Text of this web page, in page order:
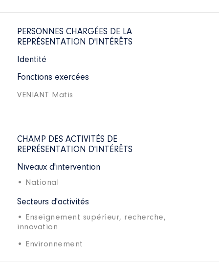
PERSONNES CHARGÉES DE LA
REPRÉSENTATION D'INTÉRÊTS
Identité
Fonctions exercées
VENIANT Matis
CHAMP DES ACTIVITÉS DE
REPRÉSENTATION D'INTÉRÊTS
Niveaux d'intervention
• National
Secteurs d'activités
• Enseignement supérieur, recherche,
innovation
• Environnement